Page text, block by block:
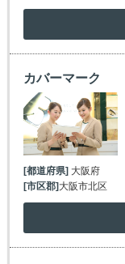
カバーマーク
[都道府県] 大阪府
[市区郡] 大阪市北区